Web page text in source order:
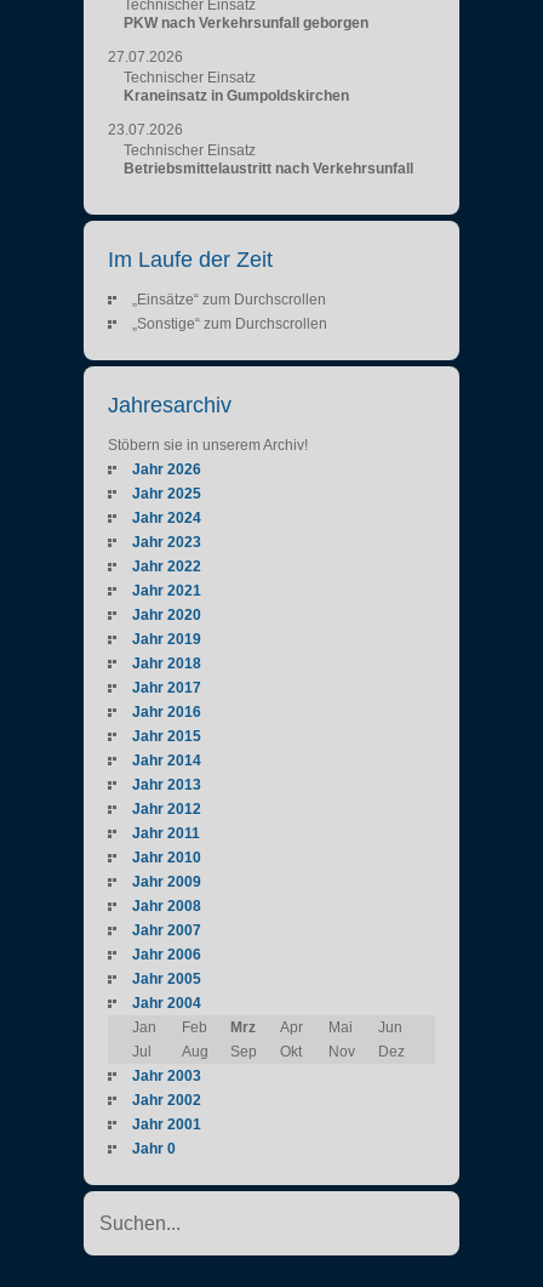
Technischer Einsatz
PKW nach Verkehrsunfall geborgen
27.07.2026
Technischer Einsatz
Kraneinsatz in Gumpoldskirchen
23.07.2026
Technischer Einsatz
Betriebsmittelaustritt nach Verkehrsunfall
Im Laufe der Zeit
„Einsätze“ zum Durchscrollen
„Sonstige“ zum Durchscrollen
Jahresarchiv
Stöbern sie in unserem Archiv!
Jahr 2026
Jahr 2025
Jahr 2024
Jahr 2023
Jahr 2022
Jahr 2021
Jahr 2020
Jahr 2019
Jahr 2018
Jahr 2017
Jahr 2016
Jahr 2015
Jahr 2014
Jahr 2013
Jahr 2012
Jahr 2011
Jahr 2010
Jahr 2009
Jahr 2008
Jahr 2007
Jahr 2006
Jahr 2005
Jahr 2004
Jan
Feb Mrz Apr Mai
Jun
Jul
Aug Sep Okt Nov
Dez
Jahr 2003
Jahr 2002
Jahr 2001
Jahr 0